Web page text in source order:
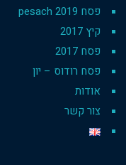
פסח 2019 pesach
קיץ 2017
פסח 2017
פסח רודוס – יון
אודות
צור קשר